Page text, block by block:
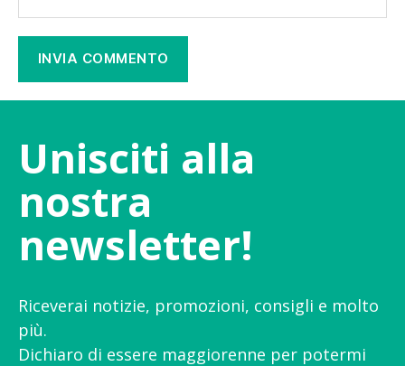
Unisciti alla
nostra
newsletter!
Riceverai notizie, promozioni, consigli e molto
più.
Dichiaro di essere maggiorenne per potermi